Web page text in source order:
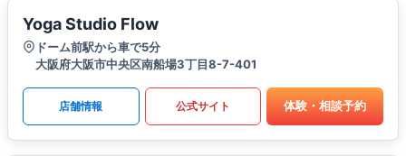
Yoga Studio Flow
ドーム前駅から車で5分
大阪府大阪市中央区南船場3丁目8-7-401
店舗情報 公式サイト 体験・相談予約